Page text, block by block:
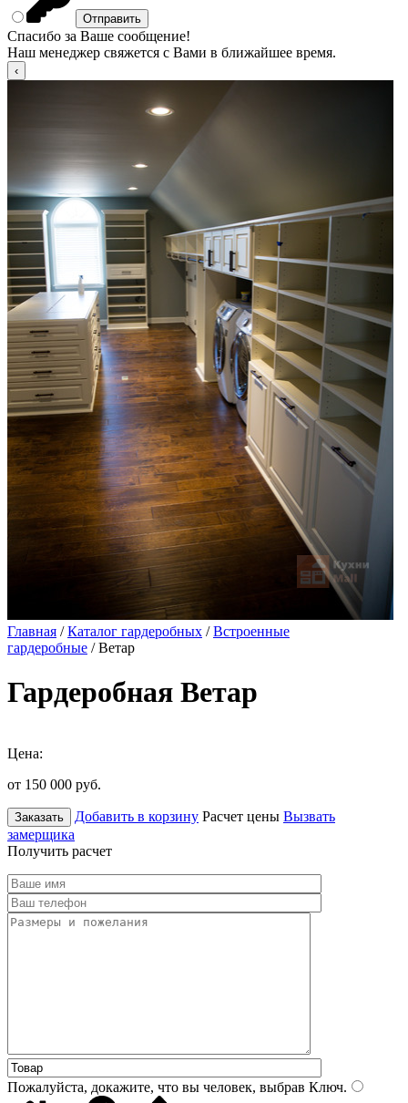
Спасибо за Ваше сообщение!
Наш менеджер свяжется с Вами в ближайшее время.
Главная /Каталог гардеробных /Встроенные
гардеробные / Ветар
Гардеробная Ветар
Цена:
от 150 000 руб.
Заказать Добавить в корзину Расчет цены Вызвать
замерщика
Получить расчет
Пожалуйста, докажите, что вы человек, выбрав Ключ.